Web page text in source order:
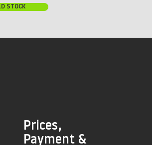
Prices,
Payment &
STOCK